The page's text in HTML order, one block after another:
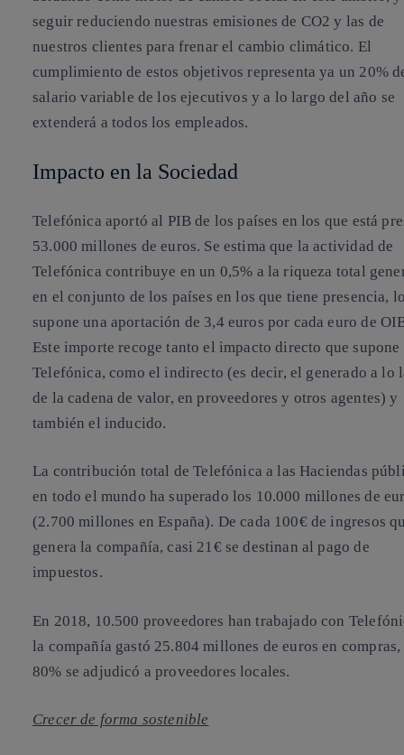
seguir reduciendo nuestras emisiones de CO2 y las de
nuestros clientes para frenar el cambio climático. El
cumplimiento de estos objetivos representa ya un 20%
salario variable de los ejecutivos y a lo largo del año se
extenderá a todos los empleados.
Impacto en la Sociedad
Telefónica aportó al PIB de los países en los que está
53.000 millones de euros. Se estima que la actividad de
Telefónica contribuye en un 0,5% a la riqueza total
en el conjunto de los países en los que tiene presencia,
supone una aportación de 3,4 euros por cada euro de
Este importe recoge tanto el impacto directo que supone
Telefónica, como el indirecto (es decir, el generado a lo
de la cadena de valor, en proveedores y otros agentes) y
también el inducido.
La contribución total de Telefónica a las Haciendas
en todo el mundo ha superado los 10.000 millones de
(2.700 millones en España). De cada 100€ de ingresos
genera la compañía, casi 21€ se destinan al pago de
impuestos.
En 2018, 10.500 proveedores han trabajado con
la compañía gastó 25.804 millones de euros en compras
80% se adjudicó a proveedores locales.
Crecer de forma sostenible